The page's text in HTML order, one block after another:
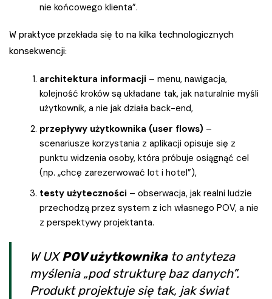
nie końcowego klienta”.
W praktyce przekłada się to na kilka technologicznych
konsekwencji:
architektura informacji – menu, nawigacja,
kolejność kroków są układane tak, jak naturalnie myśli
użytkownik, a nie jak działa back-end,
przepływy użytkownika (user flows) –
scenariusze korzystania z aplikacji opisuje się z
punktu widzenia osoby, która próbuje osiągnąć cel
(np. „chcę zarezerwować lot i hotel”),
testy użyteczności – obserwacja, jak realni ludzie
przechodzą przez system z ich własnego POV, a nie
z perspektywy projektanta.
W UXPOV użytkownikato antyteza
myślenia „pod strukturę baz danych”.
Produkt projektuje się tak, jak świat